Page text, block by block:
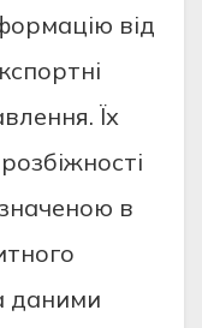
від
Їх
в
даними